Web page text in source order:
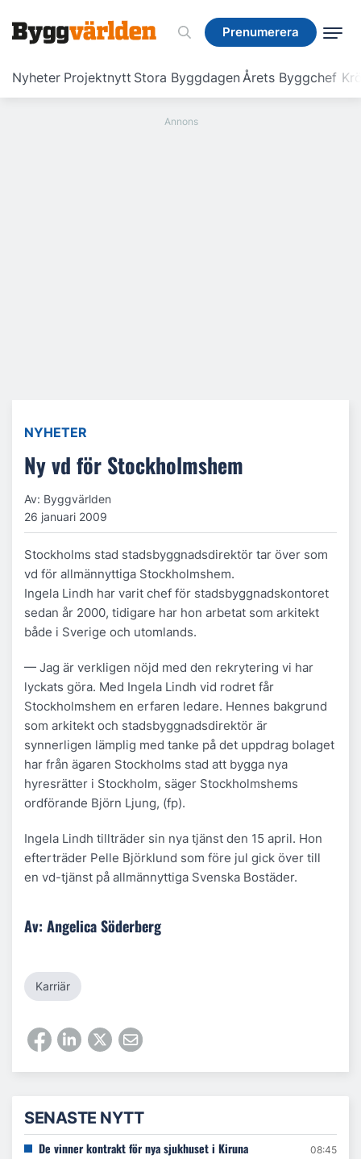
Prenumerera
Nyheter Projektnytt Stora ByggdagenÅrets Byggchef
Prenumerera
NYHETER
Ny vd för Stockholmshem
Av: Byggvärlden
26 januari 2009
Stockholms stad stadsbyggnadsdirektör tar över som
vd för allmännyttiga Stockholmshem.
Ingela Lindh har varit chef för stadsbyggnadskontoret
sedan år 2000, tidigare har hon arbetat som arkitekt
både i Sverige och utomlands.
— Jag är verkligen nöjd med den rekrytering vi har
lyckats göra. Med Ingela Lindh vid rodret får
Stockholmshem en erfaren ledare. Hennes bakgrund
som arkitekt och stadsbyggnadsdirektör är
synnerligen lämplig med tanke på det uppdrag bolaget
har från ägaren Stockholms stad att bygga nya
hyresrätter i Stockholm, säger Stockholmshems
ordförande Björn Ljung, (fp).
Ingela Lindh tillträder sin nya tjänst den 15 april. Hon
efterträder Pelle Björklund som före jul gick över till
en vd-tjänst på allmännyttiga Svenska Bostäder.
Av: Angelica Söderberg
Karriär
SENASTE NYTT
De vinner kontrakt för nya sjukhuset i Kiruna 08:45